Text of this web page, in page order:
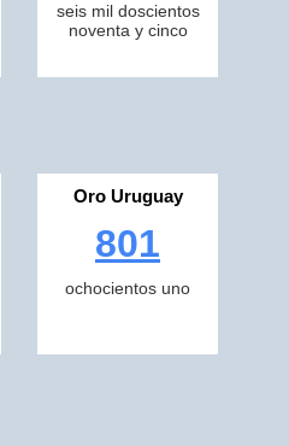
seis mil doscientos
noventa y cinco
Oro Uruguay
801
ochocientos uno